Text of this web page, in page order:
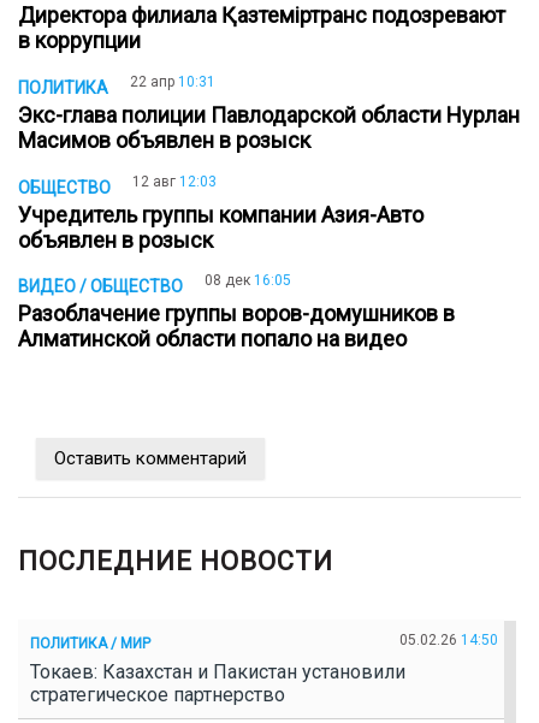
Директора филиала Қазтеміртранс подозревают
в коррупции
ПОЛИТИКА 22 апр 10:31
Экс-глава полиции Павлодарской области Нурлан
Масимов объявлен в розыск
ОБЩЕСТВО 12 авг 12:03
Учредитель группы компании Азия-Авто
объявлен в розыск
ВИДЕО / ОБЩЕСТВО 08 дек 16:05
Разоблачение группы воров-домушников в
Алматинской области попало на видео
Оставить комментарий
ПОСЛЕДНИЕ НОВОСТИ
ПОЛИТИКА / МИР 05.02.26 14:50
Токаев: Казахстан и Пакистан установили
стратегическое партнерство